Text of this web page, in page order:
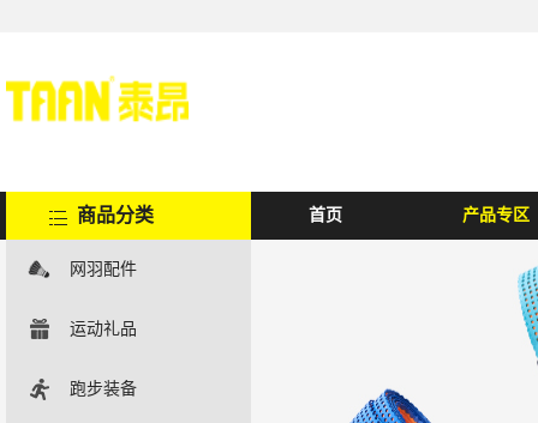
商品分类
网羽配件
运动礼品
跑步装备
首页 产品专区